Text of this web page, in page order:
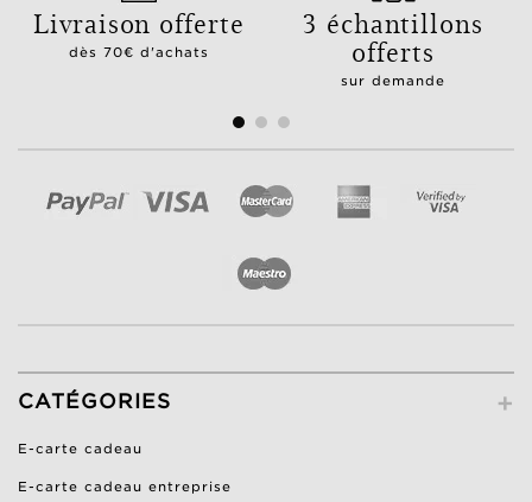
Livraison offerte
dès 70€ d'achats
3 échantillons
offerts
sur demande
+
CATÉGORIES
E-carte cadeau
E-carte cadeau entreprise